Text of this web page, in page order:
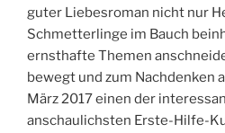
guter Liebesroman nicht nur
Schmetterlinge im Bauch
ernsthafte Themen
bewegt und zum Nachdenken
März 2017 einen der
anschaulichsten Erste-Hilfe-